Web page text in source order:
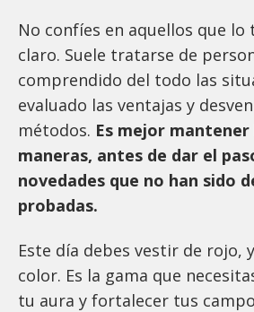
No confíes en aquellos que
claro. Suele tratarse de
comprendido del todo las
evaluado las ventajas y
métodos. Es mejor mantener
maneras, antes de dar el
novedades que no han sido
probadas.
Este día debes vestir de rojo,
color. Es la gama que
tu aura y fortalecer tus